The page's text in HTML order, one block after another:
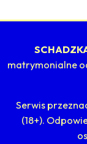
matrymonialne
Serwis
(18+).